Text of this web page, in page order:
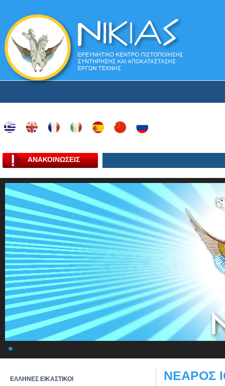
ΑΝΑΚΟΙΝΩΣΕΙΣ
ΕΛΛΗΝΕΣ ΕΙΚΑΣΤΙΚΟΙ ΝΕΑΡΟΣ